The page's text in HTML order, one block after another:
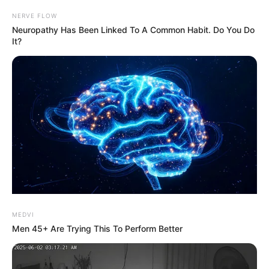
Myles Garrett Vermögen 2023 – so reich ist Myles
Garrett! Biografie, Lebenslauf, Vermögen von Myles…
Sean Garrett Vermögen 2021 – so reich ist Sean
Garrett wirklich
Beliebteste Artikel Aktuell:
NERVE FLOW
Neuropathy Has Been Linked To A Common Habit. Do You Do
It?
MEDVI
Men 45+ Are Trying This To Perform Better